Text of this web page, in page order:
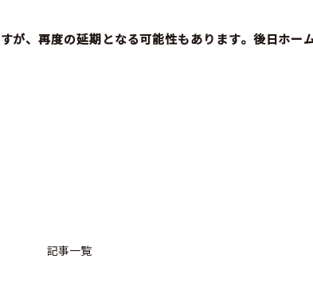
が、再度の延期となる可能性もあります。後日ホー
記事一覧